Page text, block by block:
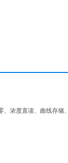
浓度直读、曲线存储